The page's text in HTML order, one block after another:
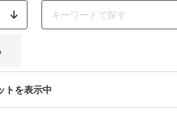
トを表示中